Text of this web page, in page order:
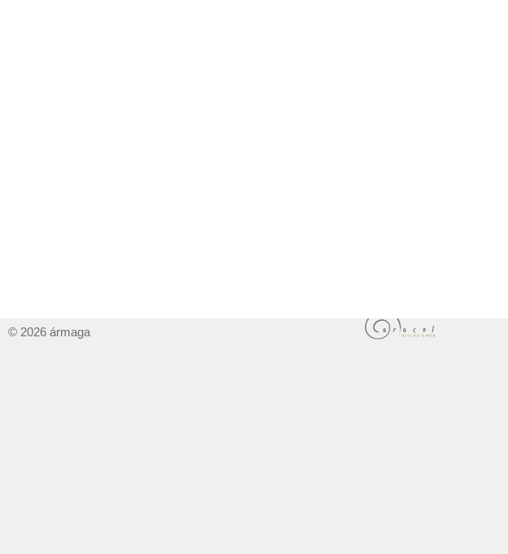
© 2026 ármaga